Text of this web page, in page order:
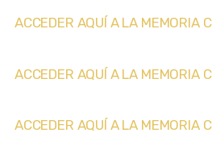
ACCEDER AQUÍ A LA MEMORIA
ACCEDER AQUÍ A LA MEMORIA
ACCEDER AQUÍ A LA MEMORIA